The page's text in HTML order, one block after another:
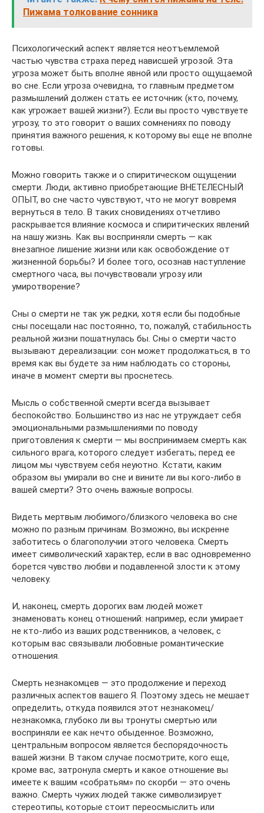
Пижама толкование сонника
Психологический аспект является неотъемлемой
частью чувства страха перед нависшей угрозой. Эта
угроза может быть вполне явной или просто ощущаемой
во сне. Если угроза очевидна, то главным предметом
размышлений должен стать ее источник (кто, почему,
как угрожает вашей жизни?). Если вы просто чувствуете
угрозу, то это говорит о ваших сомнениях по поводу
принятия важного решения, к которому вы еще не вполне
готовы.
Можно говорить также и о спиритическом ощущении
смерти. Люди, активно приобретающие ВНЕТЕЛЕСНЫЙ
ОПЫТ, во сне часто чувствуют, что не могут вовремя
вернуться в тело. В таких сновидениях отчетливо
раскрывается влияние космоса и спиритических явлений
на нашу жизнь. Как вы восприняли смерть — как
внезапное лишение жизни или как освобождение от
жизненной борьбы? И более того, осознав наступление
смертного часа, вы почувствовали угрозу или
умиротворение?
Сны о смерти не так уж редки, хотя если бы подобные
сны посещали нас постоянно, то, пожалуй, стабильность
реальной жизни пошатнулась бы. Сны о смерти часто
вызывают дереализации: сон может продолжаться, в то
время как вы будете за ним наблюдать со стороны,
иначе в момент смерти вы проснетесь.
Мысль о собственной смерти всегда вызывает
беспокойство. Большинство из нас не утруждает себя
эмоциональными размышлениями по поводу
приготовления к смерти — мы воспринимаем смерть как
сильного врага, которого следует избегать; перед ее
лицом мы чувствуем себя неуютно. Кстати, каким
образом вы умирали во сне и вините ли вы кого-либо в
вашей смерти? Это очень важные вопросы.
Видеть мертвым любимого/близкого человека во сне
можно по разным причинам. Возможно, вы искренне
заботитесь о благополучии этого человека. Смерть
имеет символический характер, если в вас одновременно
борется чувство любви и подавленной злости к этому
человеку.
И, наконец, смерть дорогих вам людей может
знаменовать конец отношений: например, если умирает
не кто-либо из ваших родственников, а человек, с
которым вас связывали любовные романтические
отношения.
Смерть незнакомцев — это продолжение и переход
различных аспектов вашего Я. Поэтому здесь не мешает
определить, откуда появился этот незнакомец/
незнакомка, глубоко ли вы тронуты смертью или
восприняли ее как нечто обыденное. Возможно,
центральным вопросом является беспорядочность
вашей жизни. В таком случае посмотрите, кого еще,
кроме вас, затронула смерть и какое отношение вы
имеете к вашим «собратьям» по скорби — это очень
важно. Смерть чужих людей также символизирует
стереотипы, которые стоит переосмыслить или